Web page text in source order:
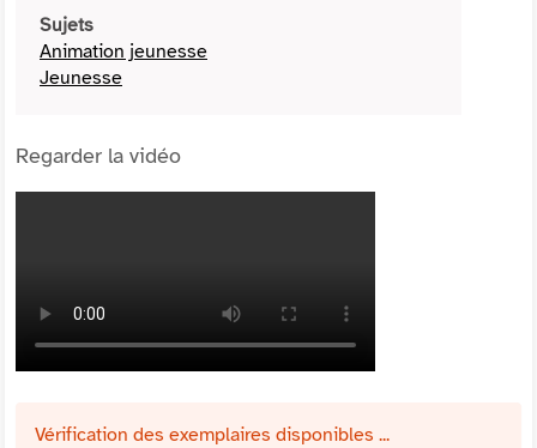
Sujets
Animation jeunesse
Jeunesse
Regarder la vidéo
Vérification des exemplaires disponibles ...